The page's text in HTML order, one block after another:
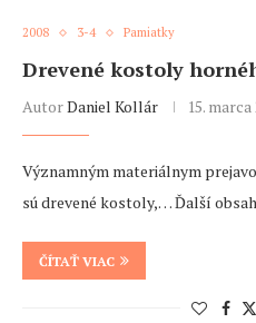
2008 3-4 Pamiatky
Drevené kostoly
AutorDaniel Kollár 15. marca
Významným materiálnym
sú drevené kostoly,… Ďalší
ČÍTAŤ VIAC